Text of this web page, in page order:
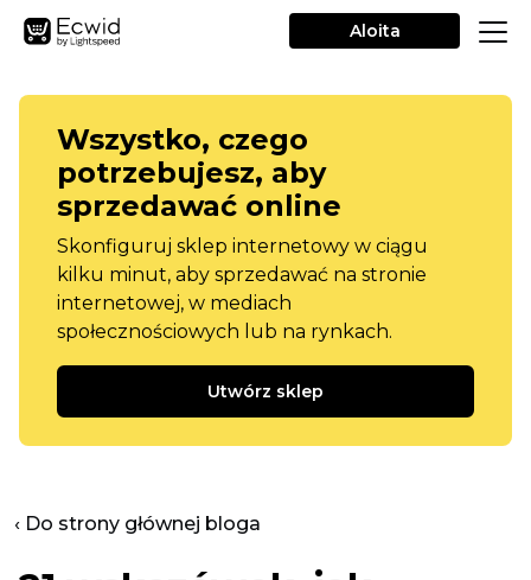
Aloita
Wszystko, czego
potrzebujesz, aby
sprzedawać online
Skonfiguruj sklep internetowy w ciągu
kilku minut, aby sprzedawać na stronie
internetowej, w mediach
społecznościowych lub na rynkach.
Utwórz sklep
‹ Do strony głównej bloga